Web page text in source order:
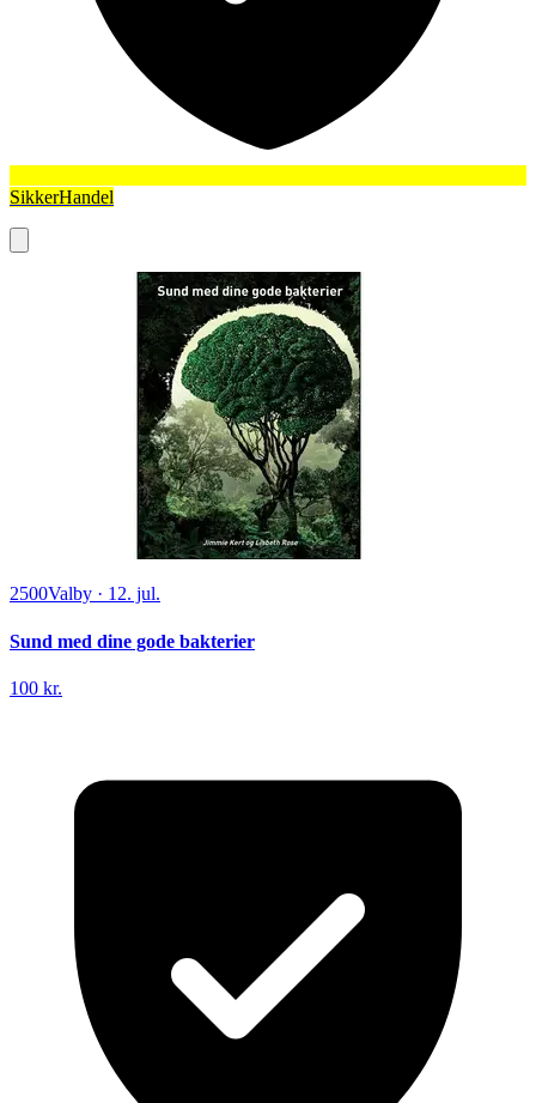
SikkerHandel
2500Valby · 12. jul.
Sund med dine gode bakterier
100 kr.